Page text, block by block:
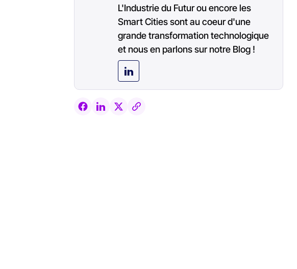
L'Industrie du Futur ou encore les
Smart Cities sont au coeur d'une
grande transformation technologique
et nous en parlons sur notre Blog !